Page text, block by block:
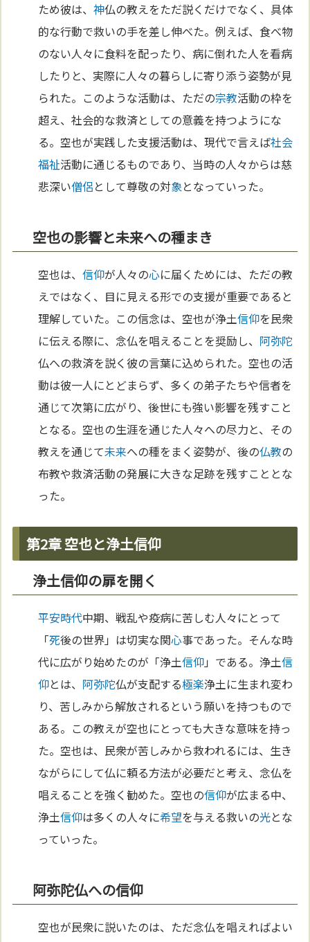
ため彼は、神仏の教えをただ説くだけでなく、具体
的な行動で救いの手を差し伸べた。例えば、食べ物
のない人々に食料を配ったり、病に倒れた人を看病
したりと、実際に人々の暮らしに寄り添う姿勢が見
られた。このような活動は、ただの宗教活動の枠を
超え、社会的な救済としての意義を持つようにな
る。空也が実践した支援活動は、現代で言えば社会
福祉活動に通じるものであり、当時の人々からは慈
悲深い僧侶として尊敬の対象となっていった。
空也の影響と未来への種まき
空也は、信仰が人々の心に届くためには、ただの教
えではなく、目に見える形での支援が重要であると
理解していた。この信念は、空也が浄土信仰を民衆
に伝える際に、念仏を唱えることを奨励し、 阿弥陀
仏への救済を説く彼の言葉に込められた。空也の活
動は彼一人にとどまらず、多くの弟子たちや信者を
通じて次第に広がり、後世にも強い影響を残すこと
となる。空也の生涯を通じた人々への尽力と、その
教えを通じて未来への種をまく姿勢が、後の仏教の
布教や救済活動の発展に大きな足跡を残すこととな
った。
第2章 空也と浄土信仰
浄土信仰の扉を開く
平安時代中期、戦乱や疫病に苦しむ人々にとって
「死後の世界」は切実な関心事であった。そんな時
代に広がり始めたのが「浄土信仰」である。浄土信
仰とは、 阿弥陀仏が支配する極楽浄土に生まれ変わ
り、苦しみから解放されるという願いを持つもので
ある。この教えが空也にとっても大きな意味を持っ
た。空也は、民衆が苦しみから救われるには、生き
ながらにして仏に頼る方法が必要だと考え、念仏を
唱えることを強く勧めた。空也の信仰が広まる中、
浄土信仰は多くの人々に希望を与える救いの光とな
っていった。
阿弥陀仏への信仰
空也が民衆に説いたのは、ただ念仏を唱えればよい